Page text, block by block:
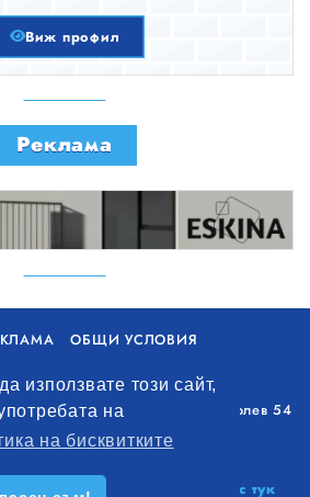
използвате този сайт,
на
на бисквитките
Виж профил
Реклама
ОБЩИ УСЛОВИЯ
гр. Варна, бул. Генерал Колев 54
+359 893 621 112
brigada.com
на своя строителен бизнес тук